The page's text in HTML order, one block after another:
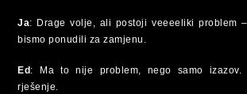
Ja: Drage volje, ali postoji veeeeliki problem
bismo ponudili za zamjenu.
Ed : Ma to nije problem, nego samo
rješenje.